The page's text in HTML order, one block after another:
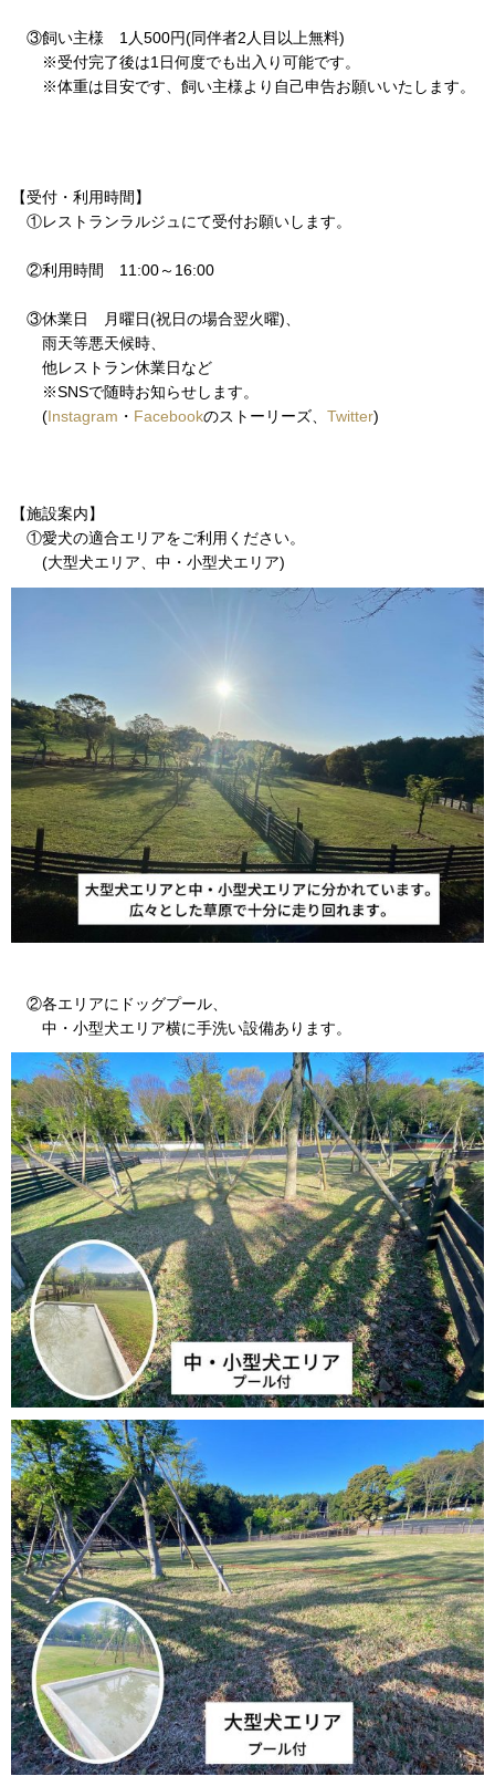
③飼い主様 1人500円(同伴者2人目以上無料)
※受付完了後は1日何度でも出入り可能です。
※体重は目安です、飼い主様より自己申告お願いいたします。
【受付・利用時間】
①レストランラルジュにて受付お願いします。
②利用時間 11:00～16:00
③休業日 月曜日(祝日の場合翌火曜)、
雨天等悪天候時、
他レストラン休業日など
※SNSで随時お知らせします。
(Instagram ・ Facebookのストーリーズ、 Twitter)
【施設案内】
①愛犬の適合エリアをご利用ください。
(大型犬エリア、中・小型犬エリア)
②各エリアにドッグプール、
中・小型犬エリア横に手洗い設備あります。